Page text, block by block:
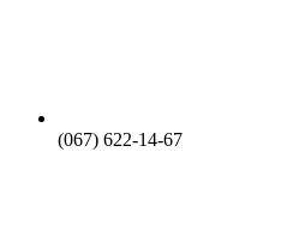
(067) 622-14-67